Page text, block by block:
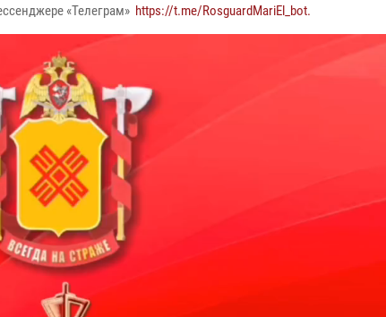
«Телеграм» https://t.me/RosguardMariEl_bot.